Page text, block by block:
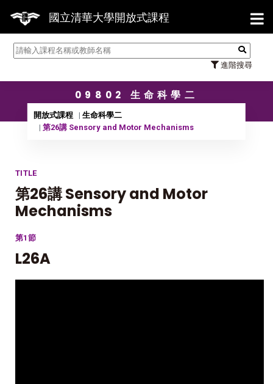
國立清華大學開放式課程
進階搜尋
【
09802 生命科學二
開放式課程
生命科學二
第26講 Sensory and Motor Mechanisms
TITLE
第26講 Sensory and Motor
Mechanisms
第1節
L26A